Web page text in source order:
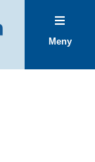
Meny